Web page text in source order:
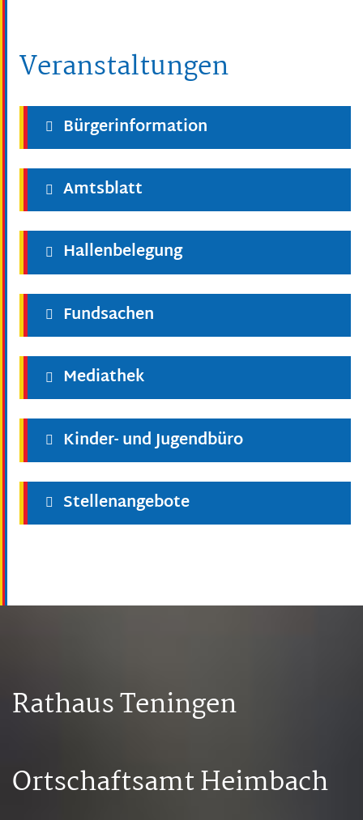
Veranstaltungen
Bürgerinformation
Amtsblatt
Hallenbelegung
Fundsachen
Mediathek
Kinder- und Jugendbüro
Stellenangebote
Rathaus Teningen
Ortschaftsamt Heimbach